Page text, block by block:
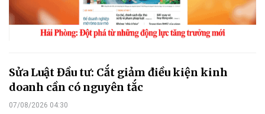
Sửa Luật Đầu tư: Cắt giảm điều kiện kinh
doanh cần có nguyên tắc
07/08/2026 04:30